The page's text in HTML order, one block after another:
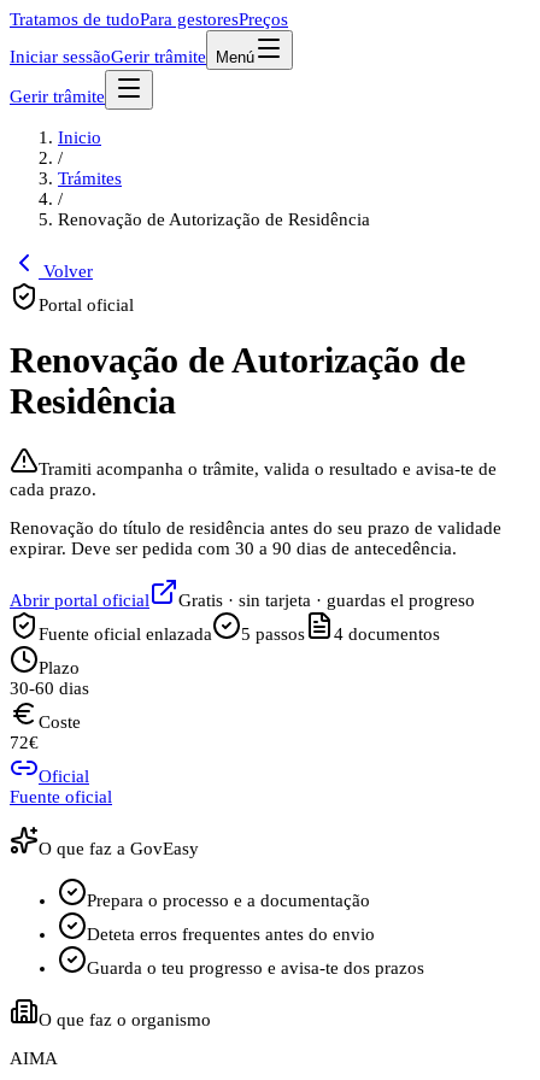
Tratamos de tudoPara gestoresPreços
Iniciar sessãoGerir trâmite Menú
Gerir trâmite
Inicio
/
Trámites
/
Renovação de Autorização de Residência
Volver
Portal oficial
Renovação de Autorização de
Residência
Tramiti acompanha o trâmite, valida o resultado e avisa-te de
cada prazo.
Renovação do título de residência antes do seu prazo de validade
expirar. Deve ser pedida com 30 a 90 dias de antecedência.
Abrir portal oficial
Gratis · sin tarjeta · guardas el progreso
Fuente oficial enlazada
5 passos 4 documentos
Plazo
30-60 dias
Coste
72€
Oficial
Fuente oficial
O que faz a GovEasy
Prepara o processo e a documentação
Deteta erros frequentes antes do envio
Guarda o teu progresso e avisa-te dos prazos
O que faz o organismo
AIMA